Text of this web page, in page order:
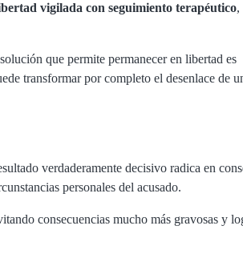
vigilada con seguimiento terapéutico,
que permite permanecer en libertad es
transformar por completo el desenlace de
verdaderamente decisivo radica en
personales del acusado.
consecuencias mucho más gravosas y